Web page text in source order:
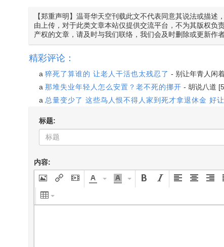
【郑重声明】温哥华天空刊载此文不代表同意其说法或描
由上传，对于此类文章本站仅提供交流平台，不为其版权负
产权的文章，请及时与我们联络，我们会及时删除或更新作
精彩评论：
a 猝死了算谁的 让老人干活也太残忍了 - 别让年青人闲
a 那堆失业年轻人怎么安置？老不死的挪开 - 胡说八道
a 总量变少了 这些鸟人恨不得人家到死才拿退休金 好
标题:
内容: